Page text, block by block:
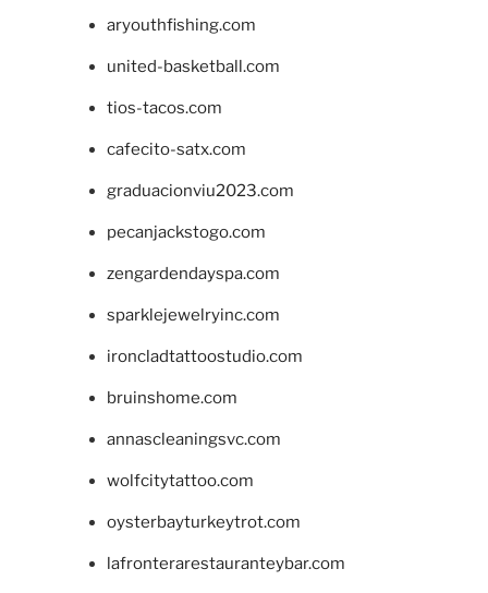
aryouthfishing.com
united-basketball.com
tios-tacos.com
cafecito-satx.com
graduacionviu2023.com
pecanjackstogo.com
zengardendayspa.com
sparklejewelryinc.com
ironcladtattoostudio.com
bruinshome.com
annascleaningsvc.com
wolfcitytattoo.com
oysterbayturkeytrot.com
lafronterarestauranteybar.com